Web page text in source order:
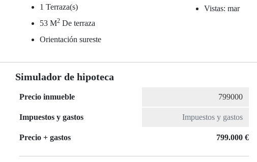
1 Terraza(s)
53 M2 De terraza
Orientación sureste
Vistas: mar
Simulador de hipoteca
Precio inmueble
Impuestos y gastos
Precio + gastos 799.000 €